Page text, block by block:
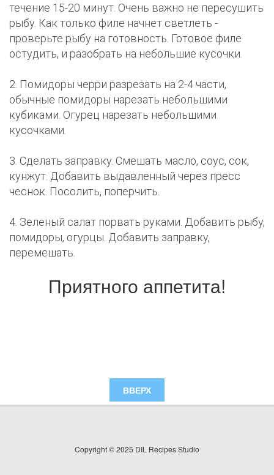
течение 15-20 минут. Очень важно не пересушить
рыбу. Как только филе начнет светлеть -
проверьте рыбу на готовность. Готовое филе
остудить, и разобрать на небольшие кусочки.
2. Помидоры черри разрезать на 2-4 части,
обычные помидоры нарезать небольшими
кубиками. Огурец нарезать небольшими
кусочками.
3. Сделать заправку. Смешать масло, соус, сок,
кунжут. Добавить выдавленный через пресс
чеснок. Посолить, поперчить.
4. Зеленый салат порвать руками. Добавить рыбу,
помидоры, огурцы. Добавить заправку,
перемешать.
Приятного аппетита!
ВВЕРХ
Copyright © 2025 DIL Recipes Studio